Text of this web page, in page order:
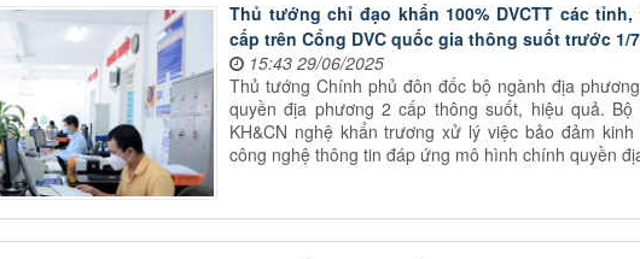
Thủ tướng chỉ đạo khẩn 100% DVCTT các
cấp trên Cổng DVC quốc gia thông suốt trước 1/7
15:43 29/06/2025
Thủ tướng Chính phủ đôn đốc bộ ngành địa
quyền địa phương 2 cấp thông suốt, hiệu quả.
KH&CN nghệ khẩn trương xử lý việc bảo đảm
công nghệ thông tin đáp ứng mô hình chính quyền